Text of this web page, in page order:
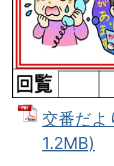
交番だよ
1.2MB)